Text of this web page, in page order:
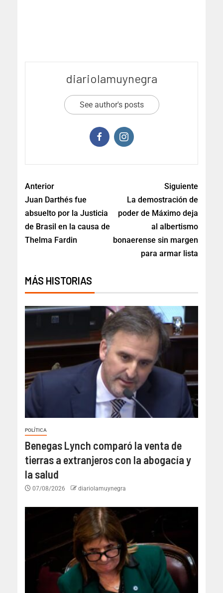
diariolamuynegra
See author's posts
Anterior
Juan Darthés fue
absuelto por la Justicia
de Brasil en la causa de
Thelma Fardin
Siguiente
La demostración de
poder de Máximo deja
al albertismo
bonaerense sin margen
para armar lista
MÁS HISTORIAS
POLÍTICA
Benegas Lynch comparó la venta de
tierras a extranjeros con la abogacía y
la salud
07/08/2026 diariolamuynegra